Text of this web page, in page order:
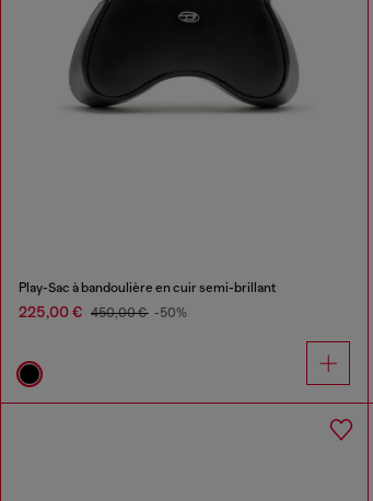
Play-Sac à bandoulière en cuir semi-brillant
225,00 € 450,00 € -50%